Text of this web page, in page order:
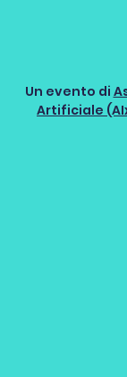
Un evento di
Artificiale